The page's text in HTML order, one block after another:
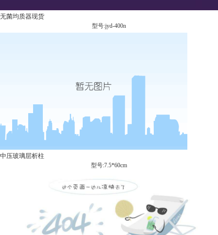
无菌均质器现货
型号:jyd-400n
中压玻璃层析柱
型号:7.5*60cm